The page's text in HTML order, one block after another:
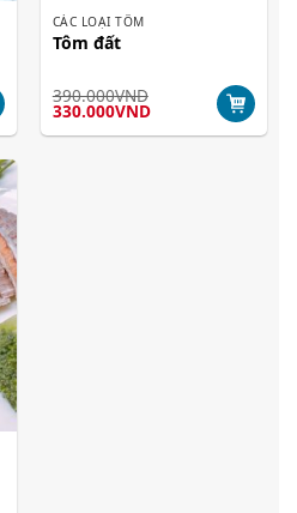
CÁC LOẠI TÔM
Tôm đất
390.000VND
Giá
là:
330.000VNDGiá
tại